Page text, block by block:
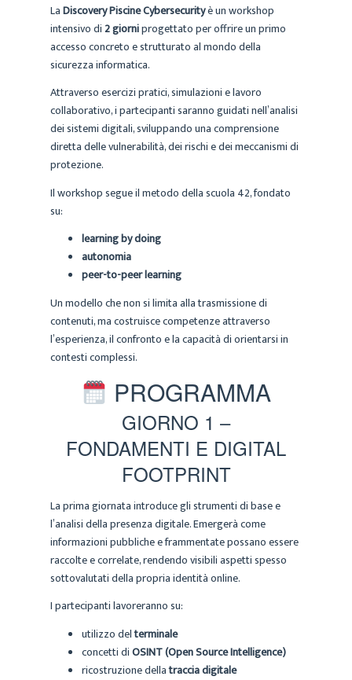
LaDiscovery Piscine Cybersecurityè un workshop
intensivo di2giorniprogettato per offrire un primo
accesso concreto e strutturato al mondo della
sicurezza informatica.
Attraverso esercizi pratici, simulazioni e lavoro
collaborativo, i partecipanti saranno guidati nell’analisi
dei sistemi digitali, sviluppando una comprensione
diretta delle vulnerabilità, dei rischi e dei meccanismi di
protezione.
Il workshop segue il metodo della scuola 42, fondato
su:
learning by doing
autonomia
peer-to-peer learning
Un modello che non si limita alla trasmissione di
contenuti, ma costruisce competenze attraverso
l’esperienza, il confronto e la capacità di orientarsi in
contesti complessi.
PROGRAMMA
GIORNO 1 –
FONDAMENTI E DIGITAL
FOOTPRINT
La prima giornata introduce gli strumenti di base e
l’analisi della presenza digitale. Emergerà come
informazioni pubbliche e frammentate possano essere
raccolte e correlate, rendendo visibili aspetti spesso
sottovalutati della propria identità online.
I partecipanti lavoreranno su:
utilizzo delterminale
concetti diOSINT (Open Source Intelligence)
ricostruzione dellatraccia digitale